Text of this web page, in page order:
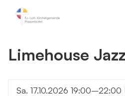
Limehouse
Sa. 17.10.2026 19:00–22:00